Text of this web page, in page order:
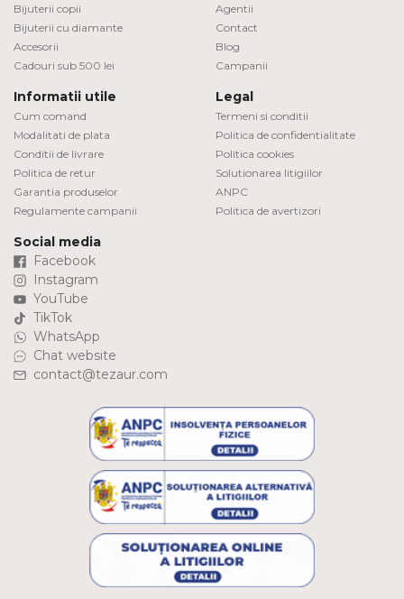
Bijuterii copii
Bijuterii cu diamante
Accesorii
Cadouri sub 500 lei
Agentii
Contact
Blog
Campanii
Informatii utile
Cum comand
Modalitati de plata
Conditii de livrare
Politica de retur
Garantia produselor
Regulamente campanii
Legal
Termeni si conditii
Politica de confidentialitate
Politica cookies
Solutionarea litigiilor
ANPC
Politica de avertizori
Social media
Facebook
Instagram
YouTube
TikTok
WhatsApp
Chat website
contact@tezaur.com